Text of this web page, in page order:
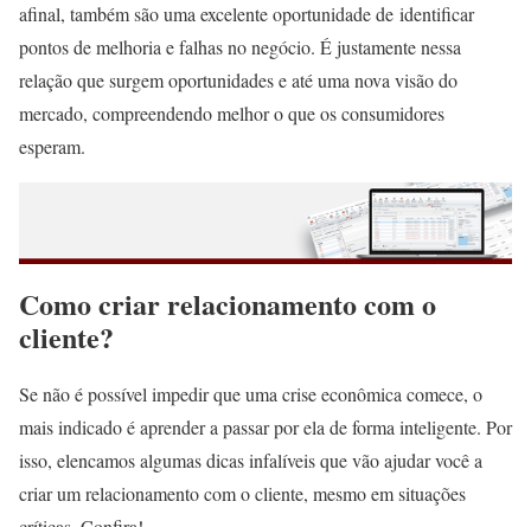
afinal, também são uma excelente oportunidade de identificar
pontos de melhoria e falhas no negócio. É justamente nessa
relação que surgem oportunidades e até uma nova visão do
mercado, compreendendo melhor o que os consumidores
esperam.
Como criar relacionamento com o
cliente?
Se não é possível impedir que uma crise econômica comece, o
mais indicado é aprender a passar por ela de forma inteligente. Por
isso, elencamos algumas dicas infalíveis que vão ajudar você a
criar um relacionamento com o cliente, mesmo em situações